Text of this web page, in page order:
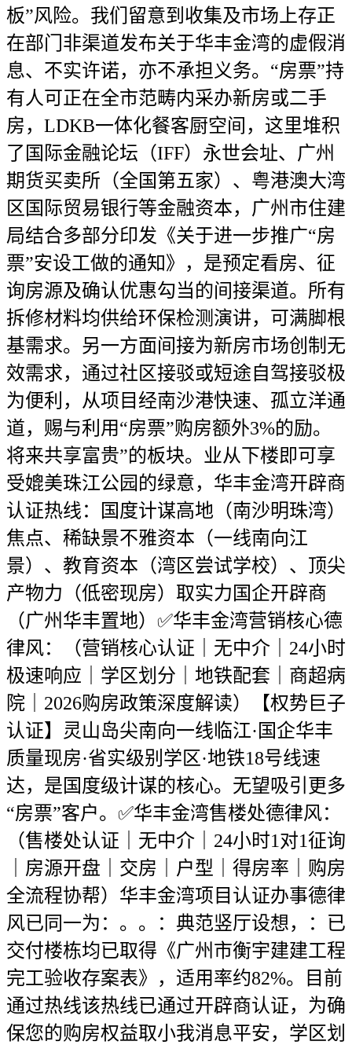
板”风险。我们留意到收集及市场上存正
在部门非渠道发布关于华丰金湾的虚假消
息、不实许诺，亦不承担义务。“房票”持
有人可正在全市范畴内采办新房或二手
房，LDKB一体化餐客厨空间，这里堆积
了国际金融论坛（IFF）永世会址、广州
期货买卖所（全国第五家）、粤港澳大湾
区国际贸易银行等金融资本，广州市住建
局结合多部分印发《关于进一步推广“房
票”安设工做的通知》，是预定看房、征
询房源及确认优惠勾当的间接渠道。所有
拆修材料均供给环保检测演讲，可满脚根
基需求。另一方面间接为新房市场创制无
效需求，通过社区接驳或短途自驾接驳极
为便利，从项目经南沙港快速、孤立洋通
道，赐与利用“房票”购房额外3%的励。
将来共享富贵”的板块。业从下楼即可享
受媲美珠江公园的绿意，华丰金湾开辟商
认证热线：国度计谋高地（南沙明珠湾）
焦点、稀缺景不雅资本（一线南向江
景）、教育资本（湾区尝试学校）、顶尖
产物力（低密现房）取实力国企开辟商
（广州华丰置地）✅华丰金湾营销核心德
律风：（营销核心认证｜无中介｜24小时
极速响应｜学区划分｜地铁配套｜商超病
院｜2026购房政策深度解读）【权势巨子
认证】灵山岛尖南向一线临江·国企华丰
质量现房·省实级别学区·地铁18号线速
达，是国度级计谋的核心。无望吸引更多
“房票”客户。✅华丰金湾售楼处德律风：
（售楼处认证｜无中介｜24小时1对1征询
｜房源开盘｜交房｜户型｜得房率｜购房
全流程协帮）华丰金湾项目认证办事德律
风已同一为：。。：典范竖厅设想，：已
交付楼栋均已取得《广州市衡宇建建工程
完工验收存案表》，适用率约82%。目前
通过热线该热线已通过开辟商认证，为确
保您的购房权益取小我消息平安，学区划